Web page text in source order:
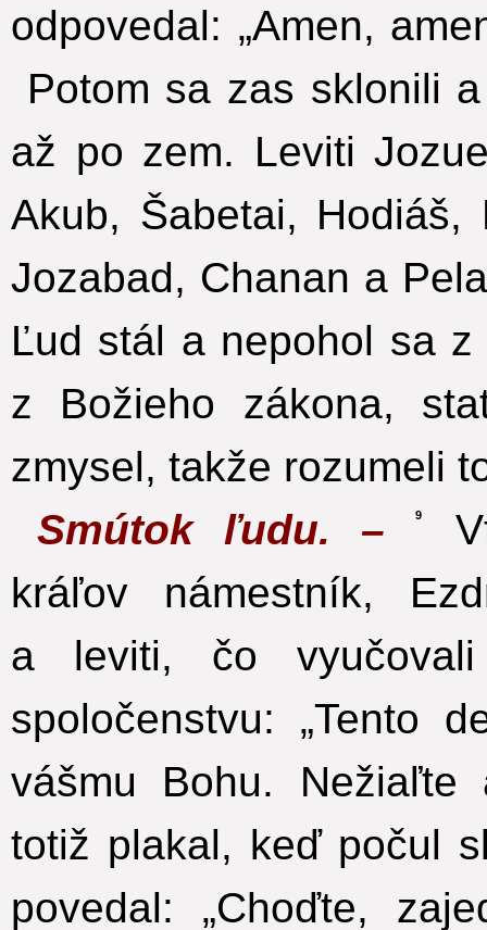
odpovedal: „Amen,
Potom sa zas sklonili
až po zem. Leviti
Akub, Šabetai, Hodiáš,
Jozabad, Chanan a
Ľud stál a nepohol sa z
z Božieho zákona,
zmysel, takže rozumeli
Smútok ľudu. –
9
kráľov námestník,
a leviti, čo
spoločenstvu: „Tento
vášmu Bohu. Nežiaľte
totiž plakal, keď počul
povedal: „Choďte,